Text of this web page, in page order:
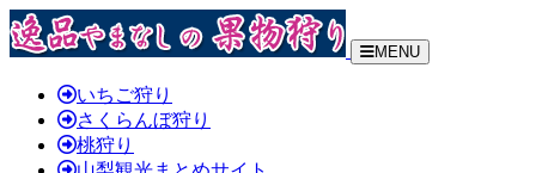
MENU
いちご狩り
さくらんぼ狩り
桃狩り